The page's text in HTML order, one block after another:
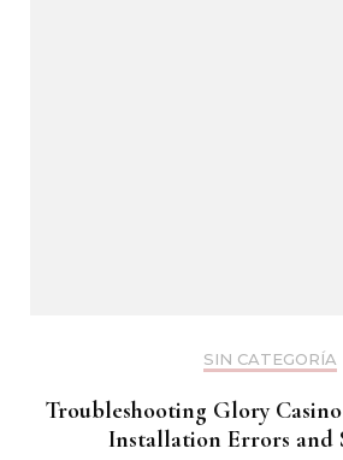
SIN CATEGORÍA
Troubleshooting Glory
Installation Errors and